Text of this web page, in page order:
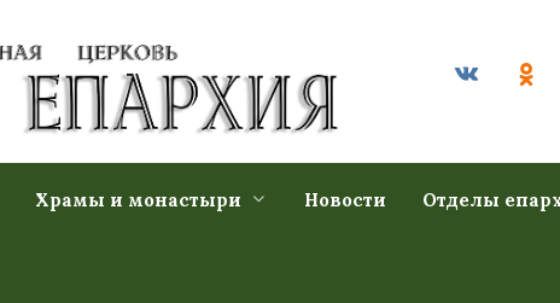
Храмы и монастыри Новости Отделы